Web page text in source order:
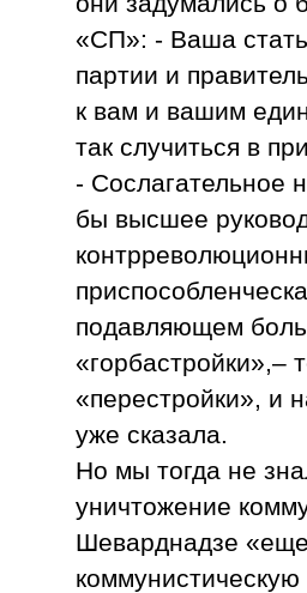
«СП»: - Ваша
партии и
к вам и вашим
так случиться в
- Сослагательное
бы высшее
подавляющем
«горбастройки»,–
«перестройки», и
уже сказала.
Но мы тогда не
уничтожение
Шеварднадзе